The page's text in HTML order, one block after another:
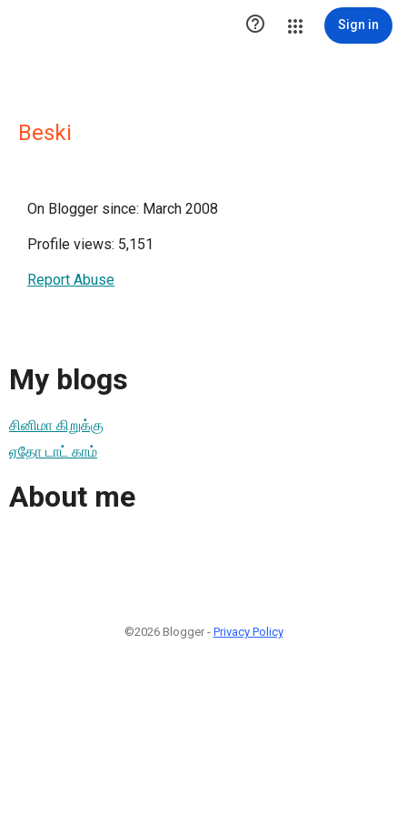
 Sign in
Beski
On Blogger since: March 2008
Profile views: 5,151
Report Abuse
My blogs
சினிமா கிறுக்கு
ஏதோ டாட் காம்
About me
©2026 Blogger - Privacy Policy